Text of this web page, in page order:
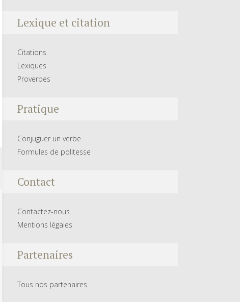
Lexique et citation
Citations
Lexiques
Proverbes
Pratique
Conjuguer un verbe
Formules de politesse
Contact
Contactez-nous
Mentions légales
Partenaires
Tous nos partenaires